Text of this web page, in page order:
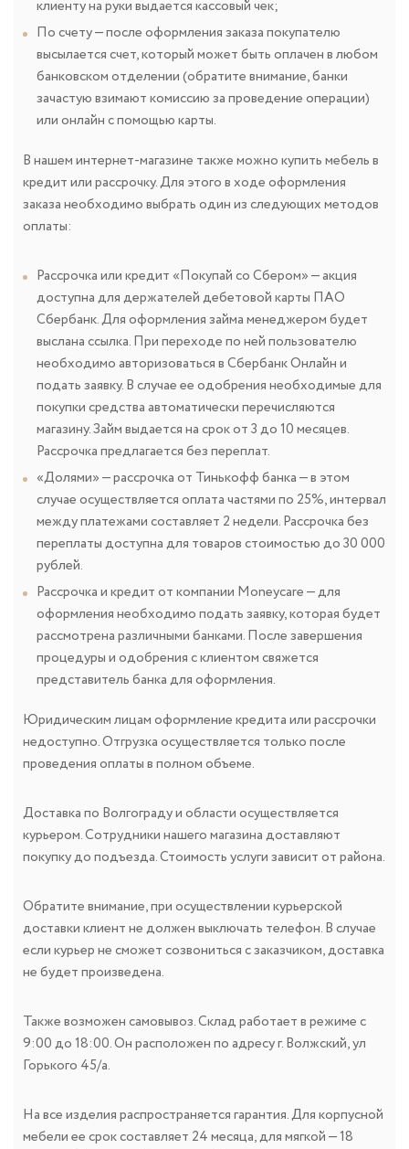
клиенту на руки выдается кассовый чек;
По счету — после оформления заказа покупателю
высылается счет, который может быть оплачен в любом
банковском отделении (обратите внимание, банки
зачастую взимают комиссию за проведение операции)
или онлайн с помощью карты.
В нашем интернет-магазине также можно купить мебель в
кредит или рассрочку. Для этого в ходе оформления
заказа необходимо выбрать один из следующих методов
оплаты:
Рассрочка или кредит «Покупай со Сбером» — акция
доступна для держателей дебетовой карты ПАО
Сбербанк. Для оформления займа менеджером будет
выслана ссылка. При переходе по ней пользователю
необходимо авторизоваться в Сбербанк Онлайн и
подать заявку. В случае ее одобрения необходимые для
покупки средства автоматически перечисляются
магазину. Займ выдается на срок от 3 до 10 месяцев.
Рассрочка предлагается без переплат.
«Долями» — рассрочка от Тинькофф банка — в этом
случае осуществляется оплата частями по 25%, интервал
между платежами составляет 2 недели. Рассрочка без
переплаты доступна для товаров стоимостью до 30 000
рублей.
Рассрочка и кредит от компании Moneycare — для
оформления необходимо подать заявку, которая будет
рассмотрена различными банками. После завершения
процедуры и одобрения с клиентом свяжется
представитель банка для оформления.
Юридическим лицам оформление кредита или рассрочки
недоступно. Отгрузка осуществляется только после
проведения оплаты в полном объеме.
Доставка по Волгограду и области осуществляется
курьером. Сотрудники нашего магазина доставляют
покупку до подъезда. Стоимость услуги зависит от района.
Обратите внимание, при осуществлении курьерской
доставки клиент не должен выключать телефон. В случае
если курьер не сможет созвониться с заказчиком, доставка
не будет произведена.
Также возможен самовывоз. Склад работает в режиме с
9:00 до 18:00. Он расположен по адресу г. Волжский, ул
Горького 45/а.
На все изделия распространяется гарантия. Для корпусной
мебели ее срок составляет 24 месяца, для мягкой — 18